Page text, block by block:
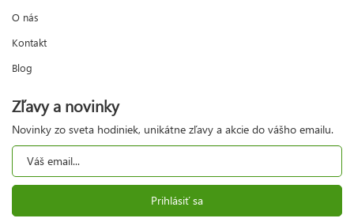
O nás
Kontakt
Blog
Zľavy a novinky
Novinky zo sveta hodiniek, unikátne zľavy a akcie do vášho emailu.
Prihlásiť sa